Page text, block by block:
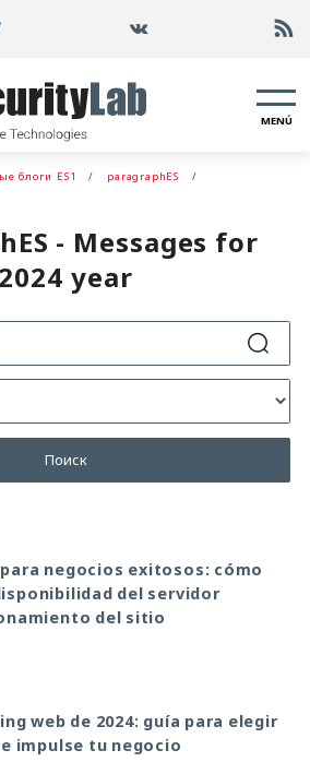
MENÚ
блоги ES1 paragraphES
- Messages for
2024 year
Поиск
negocios exitosos: cómo
del servidor
del sitio
web de 2024: guía para elegir
impulse tu negocio